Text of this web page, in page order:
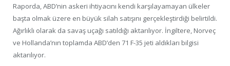
Raporda, ABD’nin askeri ihtiyacını kendi karşılayamayan ülkeler
başta olmak üzere en büyük silah satışını gerçekleştirdiği belirtildi.
Ağırlıklı olarak da savaş uçağı satıldığı aktarılıyor. İngiltere, Norveç
ve Hollanda’nın toplamda ABD’den 71 F-35 jeti aldıkları bilgisi
aktarılıyor.